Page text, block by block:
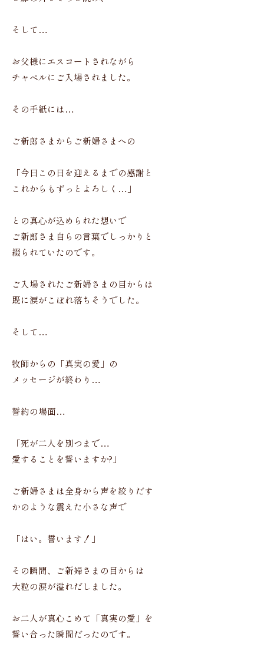
そして…
お父様にエスコートされながら
チャペルにご入場されました。
その手紙には…
ご新郎さまからご新婦さまへの
「今日この日を迎えるまでの感謝と
これからもずっとよろしく…」
との真心が込められた想いで
ご新郎さま自らの言葉でしっかりと
綴られていたのです。
ご入場されたご新婦さまの目からは
既に涙がこぼれ落ちそうでした。
そして…
牧師からの「真実の愛」の
メッセージが終わり…
誓約の場面…
「死が二人を別つまで…
愛することを誓いますか?」
ご新婦さまは全身から声を絞りだす
かのような震えた小さな声で
「はい。誓います！」
その瞬間、ご新婦さまの目からは
大粒の涙が溢れだしました。
お二人が真心こめて「真実の愛」を
誓い合った瞬間だったのです。